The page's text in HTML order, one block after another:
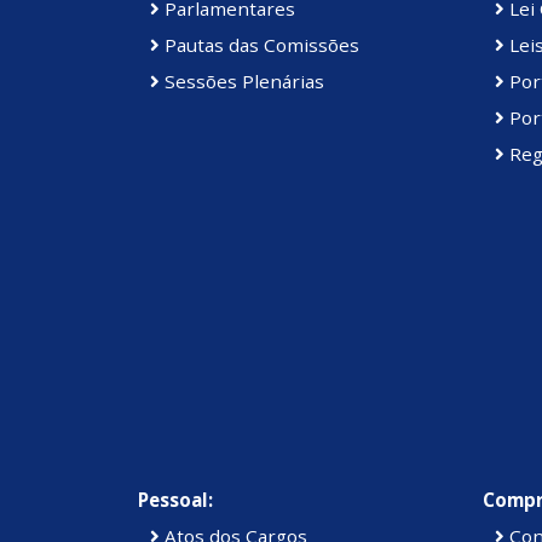
Parlamentares
Pautas das Comissões
Sessões Plenárias
Lei
Pessoal:
Atos dos Cargos